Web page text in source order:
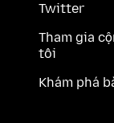
Twitter
Tham gia
tôi
Khám phá